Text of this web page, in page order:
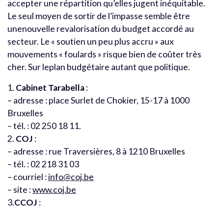
accepter une répartition qu’elles jugent inéquitable.
Le seul moyen de sortir de l’impasse semble être
unenouvelle revalorisation du budget accordé au
secteur. Le « soutien un peu plus accru » aux
mouvements « foulards » risque bien de coûter très
cher. Sur leplan budgétaire autant que politique.
1. Cabinet Tarabella:
– adresse : place Surlet de Chokier, 15-17 à 1000
Bruxelles
– tél. : 02 250 18 11.
2. COJ :
– adresse : rue Traversières, 8 à 1210 Bruxelles
– tél. : 02 218 31 03
– courriel :info@coj.be
– site :www.coj.be
3.CCOJ :